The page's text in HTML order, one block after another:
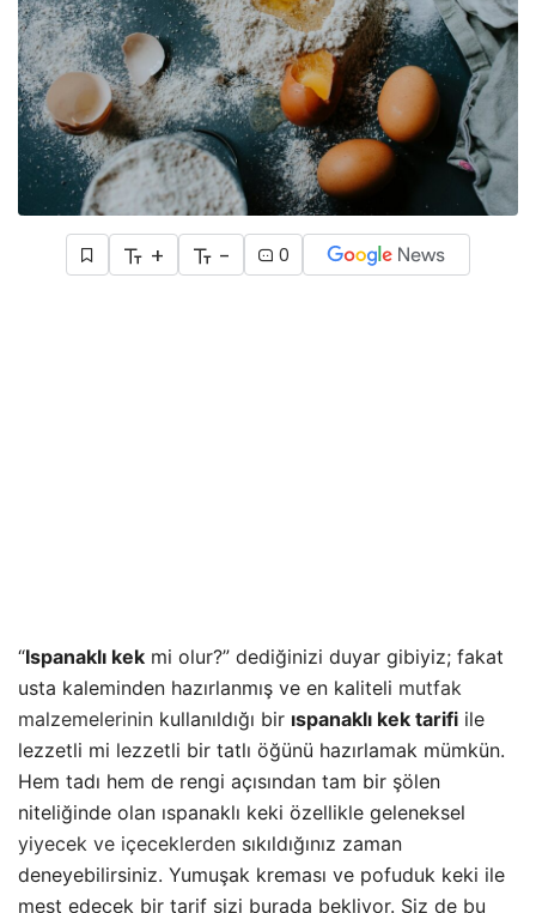
+ - 0
“Ispanaklı kek mi olur?” dediğinizi duyar gibiyiz; fakat
usta kaleminden hazırlanmış ve en kaliteli mutfak
malzemelerinin kullanıldığı bir ıspanaklı kek tarifi ile
lezzetli mi lezzetli bir tatlı öğünü hazırlamak mümkün.
Hem tadı hem de rengi açısından tam bir şölen
niteliğinde olan ıspanaklı keki özellikle geleneksel
yiyecek ve içeceklerden sıkıldığınız zaman
deneyebilirsiniz. Yumuşak kreması ve pofuduk keki ile
mest edecek bir tarif sizi burada bekliyor. Siz de bu